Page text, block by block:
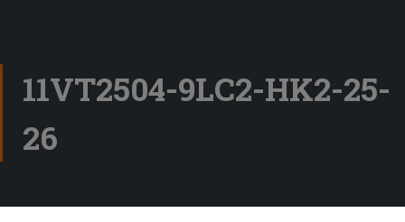
11VT2504-9LC2-HK2-25-
26